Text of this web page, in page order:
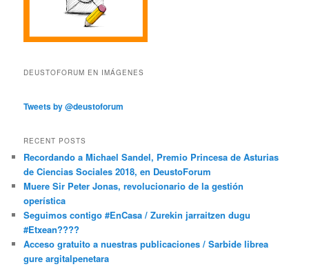
DEUSTOFORUM EN IMÁGENES
Tweets by @deustoforum
RECENT POSTS
Recordando a Michael Sandel, Premio Princesa de Asturias
de Ciencias Sociales 2018, en DeustoForum
Muere Sir Peter Jonas, revolucionario de la gestión
operística
Seguimos contigo #EnCasa / Zurekin jarraitzen dugu
#Etxean????
Acceso gratuito a nuestras publicaciones / Sarbide librea
gure argitalpenetara